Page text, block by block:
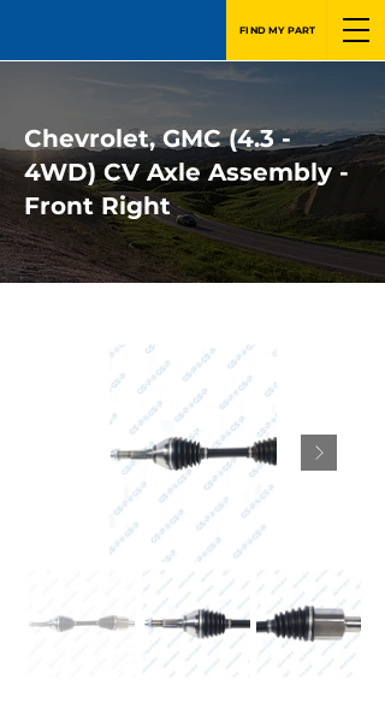
FIND MY PART
Chevrolet, GMC (4.3 -
4WD) CV Axle Assembly -
Front Right